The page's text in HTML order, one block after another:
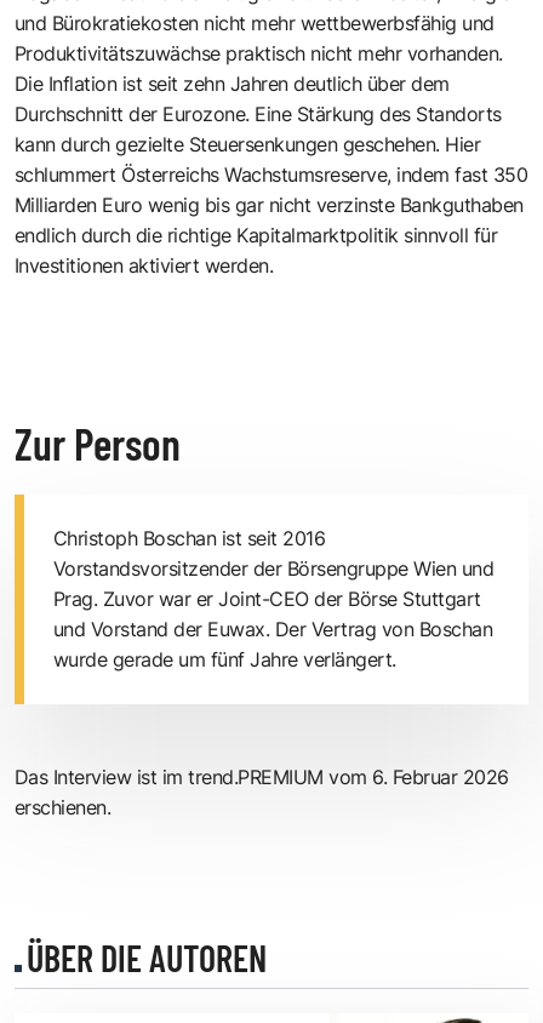
und Bürokratiekosten nicht mehr wettbewerbsfähig und
Produktivitätszuwächse praktisch nicht mehr vorhanden.
Die Inflation ist seit zehn Jahren deutlich über dem
Durchschnitt der Eurozone. Eine Stärkung des Standorts
kann durch gezielte Steuersenkungen geschehen. Hier
schlummert Österreichs Wachstumsreserve, indem fast 350
Milliarden Euro wenig bis gar nicht verzinste Bankguthaben
endlich durch die richtige Kapitalmarktpolitik sinnvoll für
Investitionen aktiviert werden.
Zur Person
Christoph Boschan ist seit 2016
Vorstandsvorsitzender der Börsengruppe Wien und
Prag. Zuvor war er Joint-CEO der Börse Stuttgart
und Vorstand der Euwax. Der Vertrag von Boschan
wurde gerade um fünf Jahre verlängert.
Das Interview ist im trend.PREMIUM vom 6. Februar 2026
erschienen.
ÜBER DIE AUTOREN